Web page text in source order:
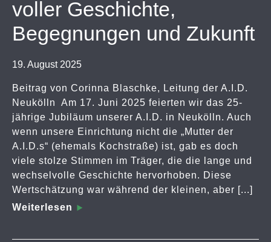
voller Geschichte,
Begegnungen und Zukunft
19. August 2025
Beitrag von Corinna Blaschke, Leitung der A.I.D.
Neukölln Am 17. Juni 2025 feierten wir das 25-
jährige Jubiläum unserer A.I.D. in Neukölln. Auch
wenn unsere Einrichtung nicht die „Mutter der
A.I.D.s“ (ehemals Kochstraße) ist, gab es doch
viele stolze Stimmen im Träger, die die lange und
wechselvolle Geschichte hervorhoben. Diese
Wertschätzung war während der kleinen, aber [...]
Weiterlesen